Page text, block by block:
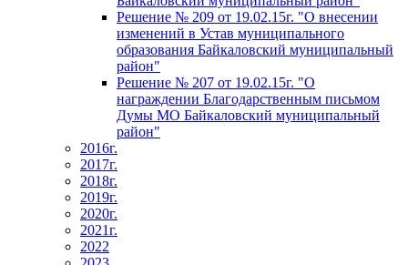
Решение № 209 от 19.02.15г. "О внесении
изменений в Устав муниципального
образования Байкаловский муниципальный
район"
Решение № 207 от 19.02.15г. "О
награждении Благодарственным письмом
Думы МО Байкаловский муниципальный
район"
2016г.
2017г.
2018г.
2019г.
2020г.
2021г.
2022